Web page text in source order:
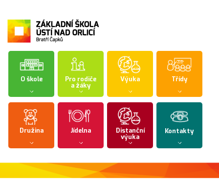
O škole Pro rodiče
a žáky
Výuka Třídy
Družina Jídelna Distanční
výuka
Kontakty